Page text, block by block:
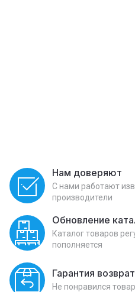
Нам доверяют
С нами работают
производители
Обновление
Каталог товаров
пополняется
Гарантия
Не понравился